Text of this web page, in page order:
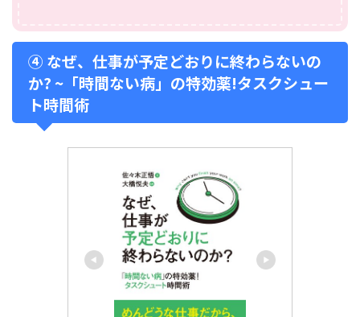
④ なぜ、仕事が予定どおりに終わらないの
か? ~「時間ない病」の特効薬!タスクシュー
ト時間術